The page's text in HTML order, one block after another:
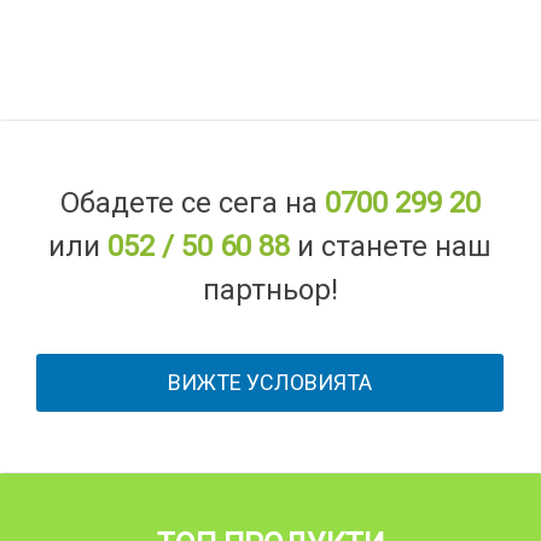
Обадете се сега на 0700 299 20
или 052 / 50 60 88 и станете наш
партньор!
ВИЖТЕ УСЛОВИЯТА